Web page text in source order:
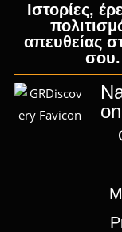
Ιστορίες,
απευθείας
σου.
on